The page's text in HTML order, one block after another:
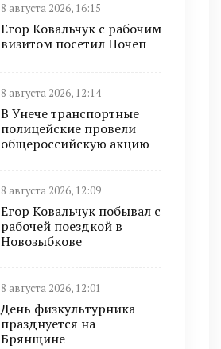
8 августа 2026, 16:15
Егор Ковальчук с рабочим
визитом посетил Почеп
8 августа 2026, 12:14
В Унече транспортные
полицейские провели
общероссийскую акцию
8 августа 2026, 12:09
Егор Ковальчук побывал с
рабочей поездкой в
Новозыбкове
8 августа 2026, 12:01
День физкультурника
празднуется на
Брянщине